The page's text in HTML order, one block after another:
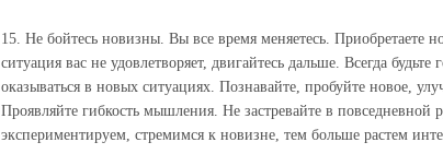
15. Не бойтесь новизны. Вы все время меняетесь. Приобретаете
ситуация вас не удовлетворяет, двигайтесь дальше. Всегда
оказываться в новых ситуациях. Познавайте, пробуйте новое,
Проявляйте гибкость мышления. Не застревайте в
экспериментируем, стремимся к новизне, тем больше растем